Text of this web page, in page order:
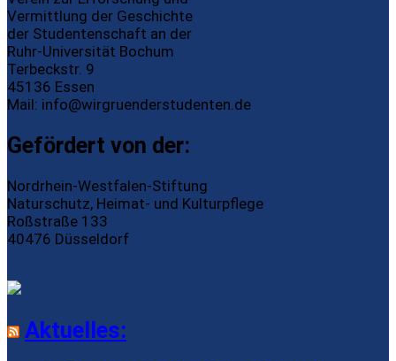
Vermittlung der Geschichte
der Studentenschaft an der
Ruhr-Universität Bochum
Terbeckstr. 9
45136 Essen
Mail: info@wirgruenderstudenten.de
Gefördert von der:
Nordrhein-Westfalen-Stiftung
Naturschutz, Heimat- und Kulturpflege
Roßstraße 133
40476 Düsseldorf
Aktuelles: